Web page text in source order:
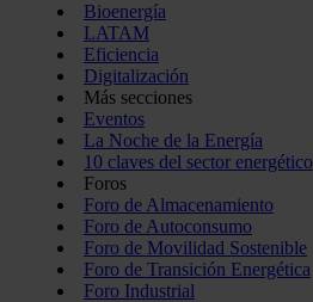
Bioenergía
LATAM
Eficiencia
Digitalización
Más secciones
Eventos
La Noche de la Energía
10 claves del sector energético
Foros
Foro de Almacenamiento
Foro de Autoconsumo
Foro de Movilidad Sostenible
Foro de Transición Energética
Foro Industrial